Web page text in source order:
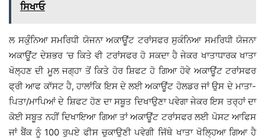
ਸਿਖਾਓ
ਲ ਸਕੁੰੰਨਿਆ ਸਮਰਿਧੀ ਯੋਜਨਾ ਅਕਾਊਂਟ ਟਰਾਂਸਫਰ ਸੁਕੰਨਿਆ ਸਮਰਿਧੀ ਯੋਜਨਾ
ਅਕਾਊਂਟ ਦੇਸ਼ਭਰ ‘ਚ ਕਿਤੇ ਵੀ ਟਰਾਂਸਫਰ ਹੋ ਸਕਦਾ ਹੈ ਜੇਕਰ ਖਾਤਾਧਾਰਕ ਖਾਤਾ
ਖੋਲ੍ਹਣ ਦੀ ਮੂਲ ਜਗ੍ਹਾ ਤੋਂ ਕਿਤੇ ਹੋਰ ਸ਼ਿਫਟ ਹੋ ਗਿਆ ਹੋਵੇ ਅਕਾਊਂਟ ਟਰਾਂਸਫਰ
ਫ੍ਰੀ ਆਫ ਕਾੱਸਟ ਹੈ, ਹਾਲਾਂਕਿ ਇਸ ਦੇ ਲਈ ਅਕਾਊਂਟ ਹੋਲਡਰ ਜਾਂ ਉਸ ਦੇ ਮਾਤਾ-
ਪਿਤਾ/ਮਾਪਿਆਂ ਦੇ ਸ਼ਿਫਟ ਹੋਣ ਦਾ ਸਬੂਤ ਦਿਖਾਉਣਾ ਪਵੇਗਾ ਜੇਕਰ ਇਸ ਤਰ੍ਹਾਂ ਦਾ
ਕੋਈ ਸਬੂਤ ਨਹੀਂ ਦਿਖਾਇਆ ਗਿਆ ਤਾਂ ਅਕਾਊਂਟ ਟਰਾਂਸਫਰ ਲਈ ਪੋਸਟ ਆਫਿਸ
ਜਾਂ ਬੈਂਕ ਨੂੰ 100 ਰੁਪਏ ਫੀਸ ਚੁਕਾਉਣੀ ਪਵੇਗੀ ਜਿੱਥੇ ਖਾਤਾ ਖੋਲ੍ਹਿਆ ਗਿਆ ਹੈ